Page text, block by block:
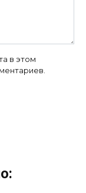
в этом